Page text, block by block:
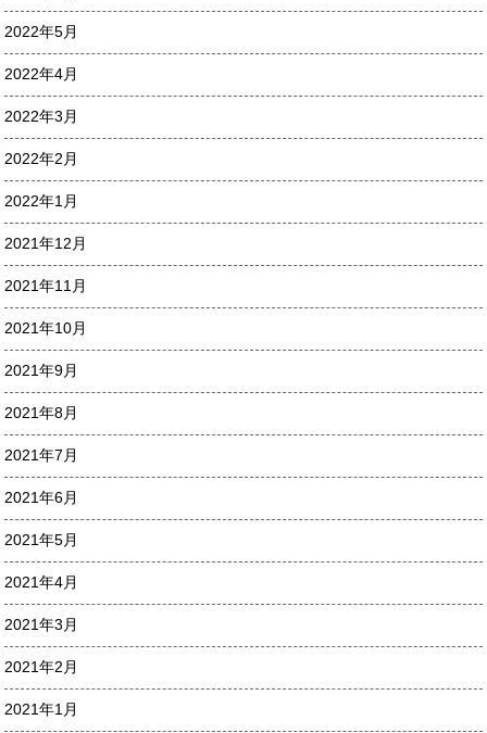
2022年5月
2022年4月
2022年3月
2022年2月
2022年1月
2021年12月
2021年11月
2021年10月
2021年9月
2021年8月
2021年7月
2021年6月
2021年5月
2021年4月
2021年3月
2021年2月
2021年1月